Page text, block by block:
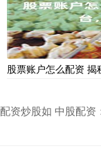
股票账户怎么配资
配资炒股如 中股配资